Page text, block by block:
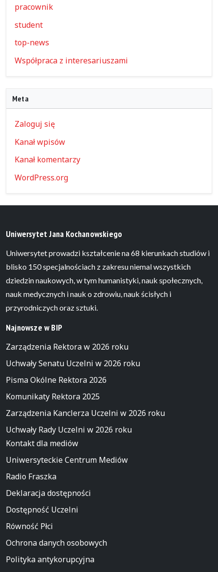
pracownik
student
top-news
Współpraca z interesariuszami
Meta
Zaloguj się
Kanał wpisów
Kanał komentarzy
WordPress.org
Uniwersytet Jana Kochanowskiego
Uniwersytet prowadzi kształcenie na 68 kierunkach studiów i
blisko 150 specjalnościach z zakresu niemal wszystkich
dziedzin naukowych, w tym humanistyki, nauk społecznych,
nauk medycznych i nauk o zdrowiu, nauk ścisłych i
przyrodniczych oraz sztuki.
Najnowsze w BIP
Zarządzenia Rektora w 2026 roku
Uchwały Senatu Uczelni w 2026 roku
Pisma Okólne Rektora 2026
Komunikaty Rektora 2025
Zarządzenia Kanclerza Uczelni w 2026 roku
Uchwały Rady Uczelni w 2026 roku
Kontakt dla mediów
Uniwersyteckie Centrum Mediów
Radio Fraszka
Deklaracja dostępności
Dostępność Uczelni
Równość Płci
Ochrona danych osobowych
Polityka antykorupcyjna